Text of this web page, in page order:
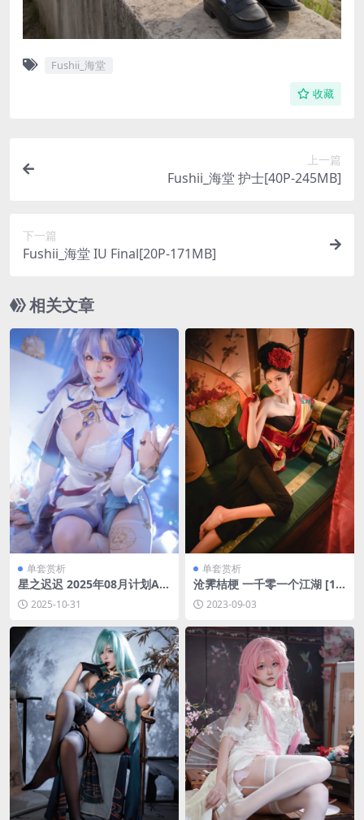
Fushii_海堂
收藏
上一篇
Fushii_海堂 护士[40P-245MB]
下一篇
Fushii_海堂 IU Final[20P-171MB]
相关文章
单套赏析
星之迟迟 2025年08月计划A
鸣潮 坎特雷拉[30P-173.5M]
2025-10-31
单套赏析
沧霁桔梗 一千零一个江湖 [15
P-96M]
2023-09-03